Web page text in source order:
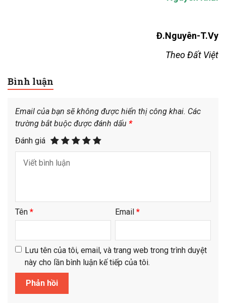
Đ.Nguyên-T.Vy
Theo Đất Việt
Bình luận
Email của bạn sẽ không được hiển thị công khai. Các
trường bắt buộc được đánh dấu *
Đánh giá
Tên * Email *
Lưu tên của tôi, email, và trang web trong trình duyệt
này cho lần bình luận kế tiếp của tôi.